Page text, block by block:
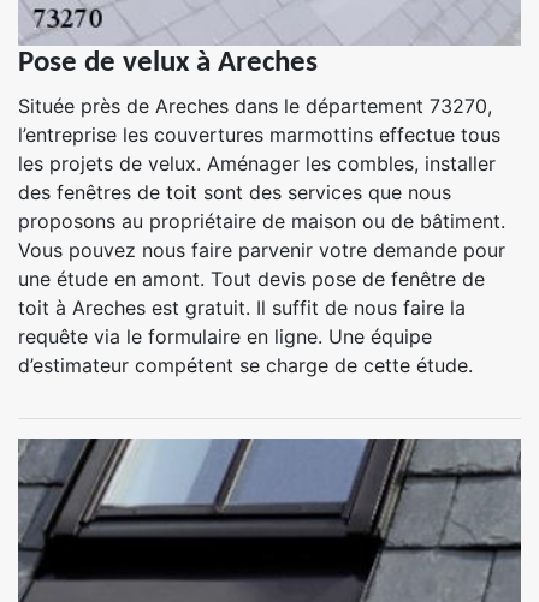
Pose de velux à Areches
Située près de Areches dans le département 73270,
l’entreprise les couvertures marmottins effectue tous
les projets de velux. Aménager les combles, installer
des fenêtres de toit sont des services que nous
proposons au propriétaire de maison ou de bâtiment.
Vous pouvez nous faire parvenir votre demande pour
une étude en amont. Tout devis pose de fenêtre de
toit à Areches est gratuit. Il suffit de nous faire la
requête via le formulaire en ligne. Une équipe
d’estimateur compétent se charge de cette étude.